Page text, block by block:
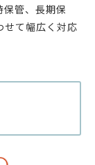
保管、長期保
せて幅広く対応